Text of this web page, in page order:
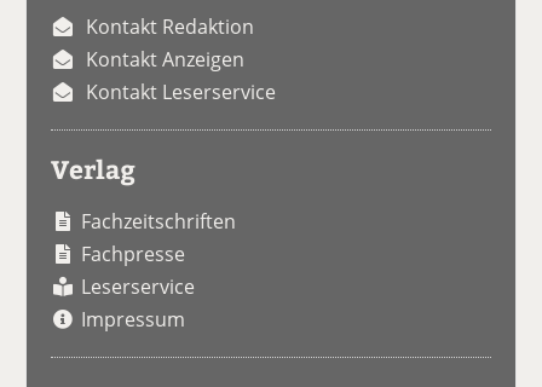
Kontakt Redaktion
Kontakt Anzeigen
Kontakt Leserservice
Verlag
Fachzeitschriften
Fachpresse
Leserservice
Impressum